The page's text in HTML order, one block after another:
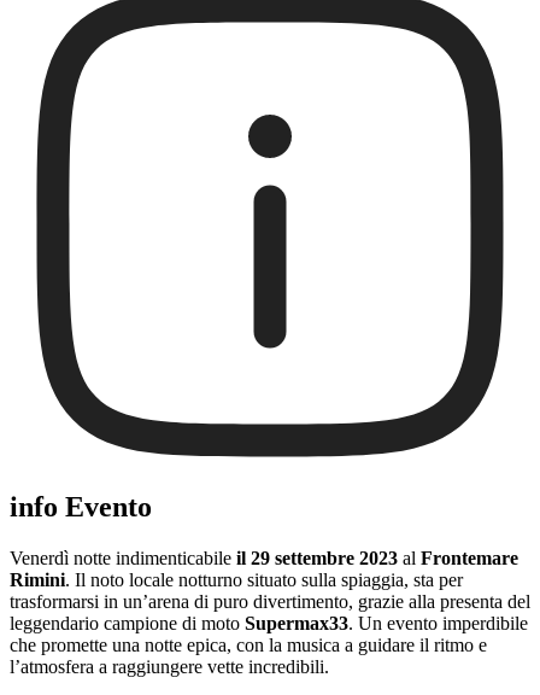
info Evento
Venerdì notte indimenticabile il 29 settembre 2023 al Frontemare
Rimini. Il noto locale notturno situato sulla spiaggia, sta per
trasformarsi in un’arena di puro divertimento, grazie alla presenta del
leggendario campione di moto Supermax33. Un evento imperdibile
che promette una notte epica, con la musica a guidare il ritmo e
l’atmosfera a raggiungere vette incredibili.